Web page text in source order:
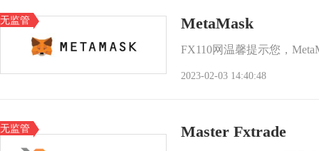
无监管 MetaMask
FX110网温馨提示您，
2023-02-03 14:40:48
无监管 Master Fxtrade